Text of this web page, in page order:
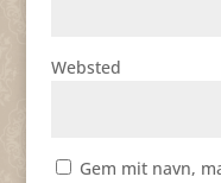
Websted
Gem mit navn,